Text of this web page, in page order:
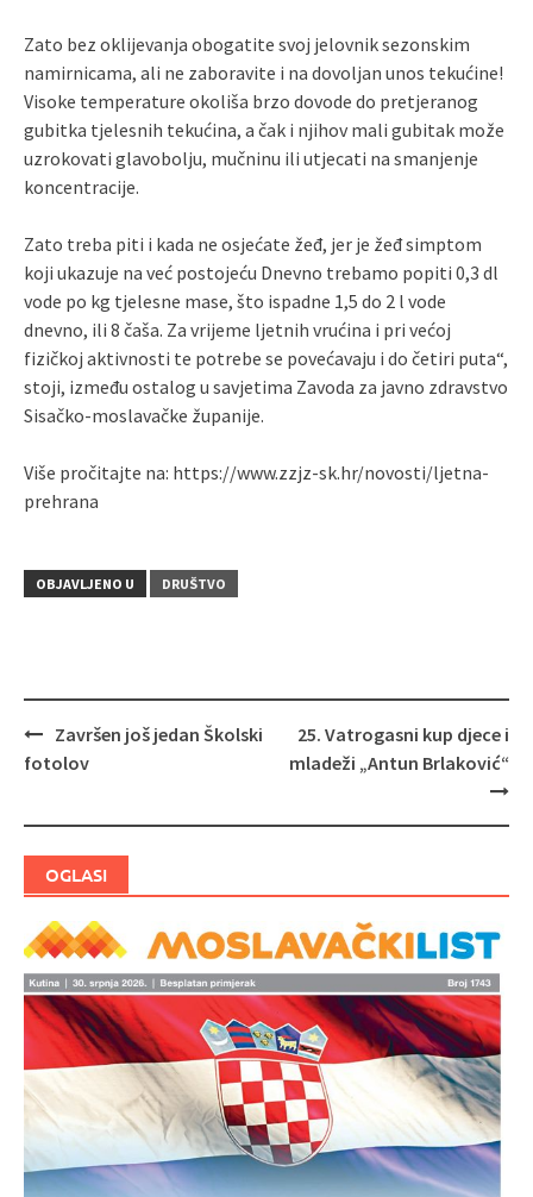
Zato bez oklijevanja obogatite svoj jelovnik sezonskim
namirnicama, ali ne zaboravite i na dovoljan unos tekućine!
Visoke temperature okoliša brzo dovode do pretjeranog
gubitka tjelesnih tekućina, a čak i njihov mali gubitak može
uzrokovati glavobolju, mučninu ili utjecati na smanjenje
koncentracije.
Zato treba piti i kada ne osjećate žeđ, jer je žeđ simptom
koji ukazuje na već postojeću Dnevno trebamo popiti 0,3 dl
vode po kg tjelesne mase, što ispadne 1,5 do 2 l vode
dnevno, ili 8 čaša. Za vrijeme ljetnih vrućina i pri većoj
fizičkoj aktivnosti te potrebe se povećavaju i do četiri puta“,
stoji, između ostalog u savjetima Zavoda za javno zdravstvo
Sisačko-moslavačke županije.
Više pročitajte na: https://www.zzjz-sk.hr/novosti/ljetna-
prehrana
OBJAVLJENO U DRUŠTVO
Navigacija
Završen još jedan Školski
fotolov
25. Vatrogasni kup djece i
mladeži „Antun Brlaković“
OGLASI